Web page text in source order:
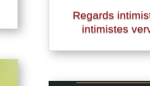
Regards
intimistes